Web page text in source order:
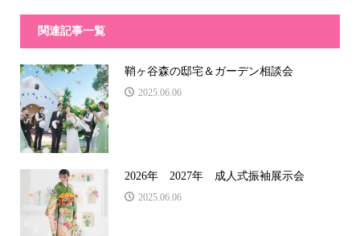
関連記事一覧
鞘ヶ谷森の邸宅＆ガーデン相談会
2025.06.06
2026年 2027年 成人式振袖展示会
2025.06.06